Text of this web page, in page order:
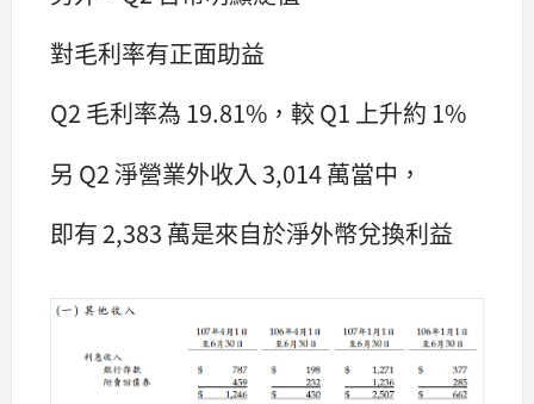
對毛利率有正面助益
Q2 毛利率為 19.81%，較 Q1 上升約 1%
另 Q2 淨營業外收入 3,014 萬當中，
即有 2,383 萬是來自於淨外幣兌換利益